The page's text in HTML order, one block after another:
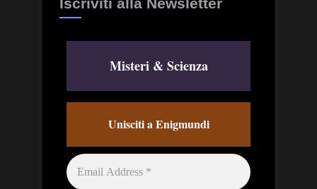
Misteri & Scienza
Unisciti a Enigmundi